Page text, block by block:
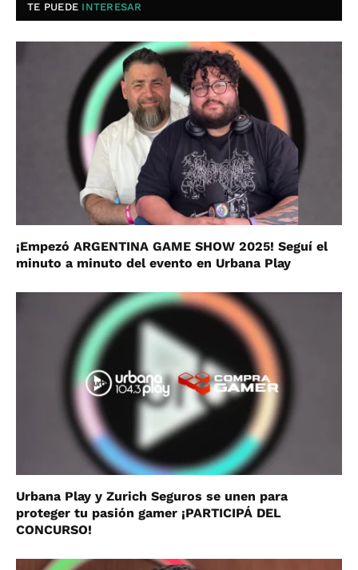
TE PUEDE INTERESAR
¡Empezó ARGENTINA GAME SHOW 2025! Seguí el
minuto a minuto del evento en Urbana Play
Urbana Play y Zurich Seguros se unen para
proteger tu pasión gamer ¡PARTICIPÁ DEL
CONCURSO!